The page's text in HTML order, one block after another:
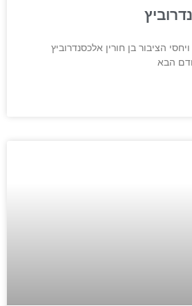
הציבור בן חורין אלכסנדרוביץ
הבא